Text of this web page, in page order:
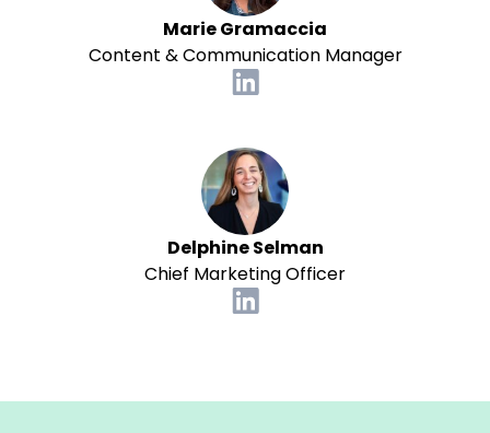
Marie Gramaccia
Content & Communication Manager
Delphine Selman
Chief Marketing Officer